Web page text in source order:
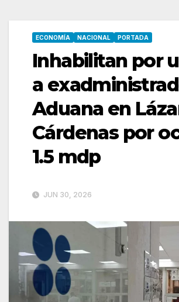
ECONOMÍA NACIONAL PORTADA
Inhabilitan por
a
Aduana en
Cárdenas por
1.5 mdp
JUN 30, 2026